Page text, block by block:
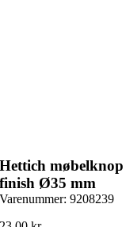
Hettich
finish Ø35 mm
Varenummer:9208239